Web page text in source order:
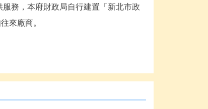
務，本府財政局自行建置「新北市政
來廠商。